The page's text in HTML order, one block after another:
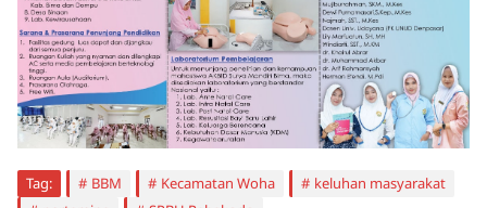
Tag: BBM Kecamatan Woha
keluhan masyarakat